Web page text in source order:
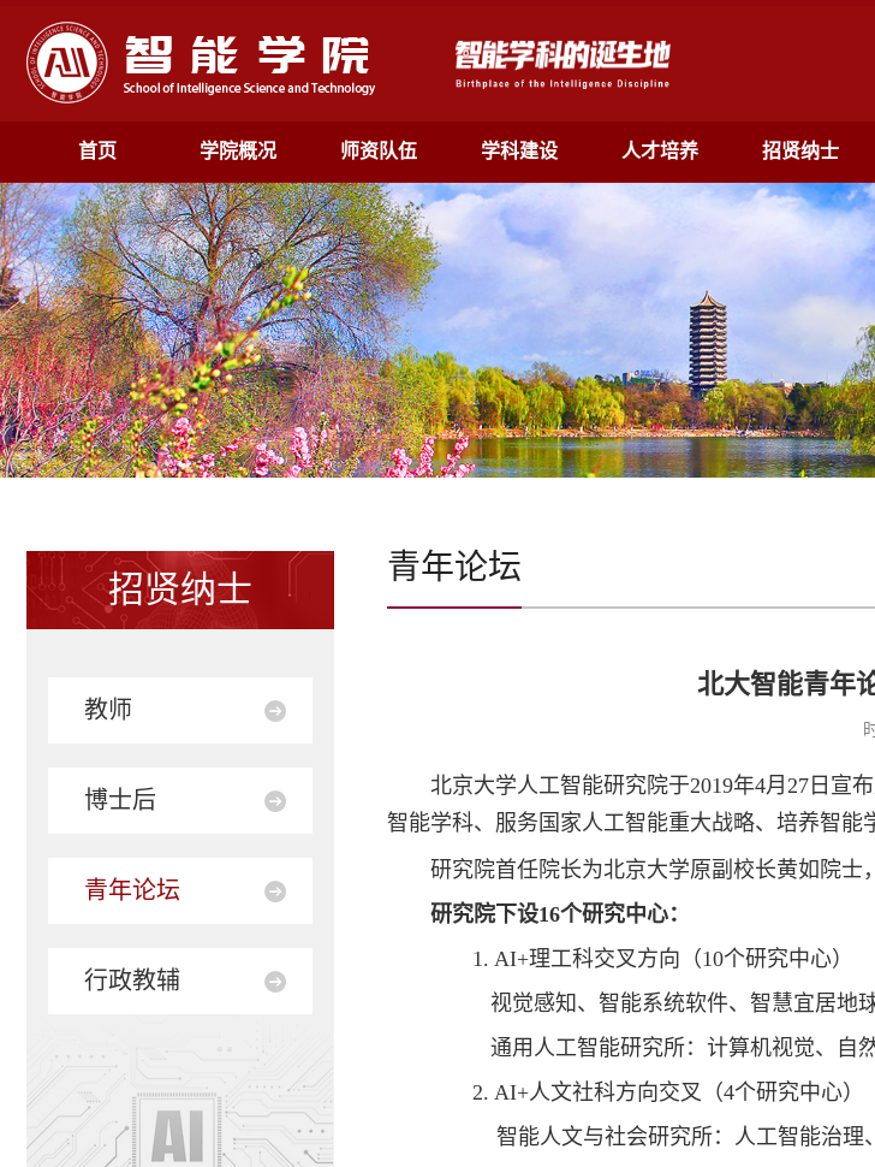
首页 学院概况 师资队伍 学科建设 人才培养 招贤纳士
招贤纳士
教师
博士后
青年论坛
行政教辅
青年论坛
北大智能青年
北京大学人工智能研究院于2019年4月27日宣
智能学科、服务国家人工智能重大战略、培养智能
研究院首任院长为北京大学原副校长黄如院士
研究院下设16个研究中心：
1. AI+理工科交叉方向（10个研究中心）
视觉感知、智能系统软件、智慧宜居地球
通用人工智能研究所：计算机视觉、自然
2. AI+人文社科方向交叉（4个研究中心）
智能人文与社会研究所：人工智能治理、